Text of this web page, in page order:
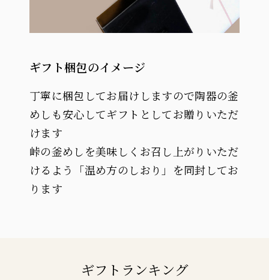
ギフト梱包のイメージ
丁寧に梱包してお届けしますので陶器の釜
めしも安心してギフトとしてお贈りいただ
けます
峠の釜めしを美味しくお召し上がりいただ
けるよう「温め方のしおり」を同封してお
ります
ギフトランキング